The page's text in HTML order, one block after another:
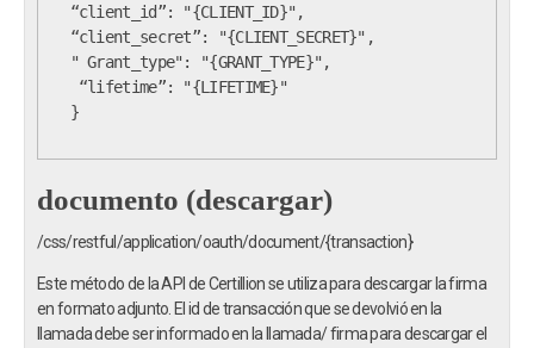
“client_id”: "{CLIENT_ID}",
" Grant_type": "{GRANT_TYPE}",
“lifetime”: "{LIFETIME}"
}
documento (descargar)
/css/restful/application/oauth/document/{transaction}
Este método de la API de Certillion se utiliza para descargar la firma
en formato adjunto. El id de transacción que se devolvió en la
llamada debe ser informado en la llamada/firmapara descargar el